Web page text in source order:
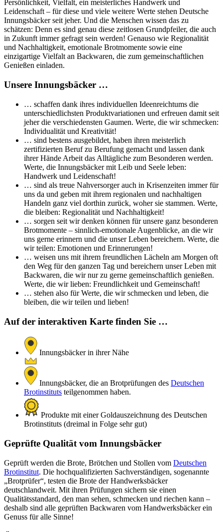
Persönlichkeit, Vielfalt, ein meisterliches Handwerk und
Leidenschaft – für diese und viele weitere Werte stehen Deutsche
Innungsbäcker seit jeher. Und die Menschen wissen das zu
schätzen: Denn es sind genau diese zeitlosen Grundpfeiler, die auch
in Zukunft immer gefragt sein werden! Genauso wie Regionalität
und Nachhaltigkeit, emotionale Brotmomente sowie eine
einzigartige Vielfalt an Backwaren, die zum gemeinschaftlichen
Genießen einladen.
Unsere Innungsbäcker …
… schaffen dank ihres individuellen Ideenreichtums die
unterschiedlichsten Produktvariationen und erfreuen damit seit
jeher die verschiedensten Gaumen. Werte, die wir schmecken:
Individualität und Kreativität!
… sind bestens ausgebildet, haben ihren meisterlich
zertifizierten Beruf zu Berufung gemacht und lassen dank
ihrer Hände Arbeit das Alltägliche zum Besonderen werden.
Werte, die Innungsbäcker mit Leib und Seele leben:
Handwerk und Leidenschaft!
… sind als treue Nahversorger auch in Krisenzeiten immer für
uns da und geben mit ihrem regionalen und nachhaltigen
Handeln ganz viel dorthin zurück, woher sie stammen. Werte,
die bleiben: Regionalität und Nachhaltigkeit!
… sorgen seit wir denken können für unsere ganz besonderen
Brotmomente – sinnlich-emotionale Augenblicke, an die wir
uns gerne erinnern und die unser Leben bereichern. Werte, die
wir teilen: Emotionen und Erinnerungen!
… weisen uns mit ihrem freundlichen Lächeln am Morgen oft
den Weg für den ganzen Tag und bereichern unser Leben mit
Backwaren, die wir nur zu gerne gemeinschaftlich genießen.
Werte, die wir lieben: Freundlichkeit und Gemeinschaft!
… stehen also für Werte, die wir schmecken und leben, die
bleiben, die wir teilen und lieben!
Auf der interaktiven Karte finden Sie …
Innungsbäcker in ihrer Nähe
Innungsbäcker, die an Brotprüfungen des Deutschen
Brotinstituts teilgenommen haben.
Produkte mit einer Goldauszeichnung des Deutschen
Brotinstituts (dreimal in Folge sehr gut)
Geprüfte Qualität vom Innungsbäcker
Geprüft werden die Brote, Brötchen und Stollen vom Deutschen
Brotinstitut. Die hochqualifizierten Sachverständigen, sogenannte
„Brotprüfer“, testen die Brote der Handwerksbäcker
deutschlandweit. Mit ihren Prüfungen sichern sie einen
Qualitätsstandard, den man sehen, schmecken und riechen kann –
deshalb sind alle geprüften Backwaren vom Handwerksbäcker ein
Genuss für alle Sinne!